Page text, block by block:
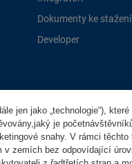
Dokumenty ke stažení
Developer
jen jako „technologie“), které
je
snahy. V rámci těchto
v zemích bez odpovídající